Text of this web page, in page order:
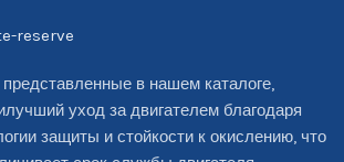
в нашем каталоге,
уход за двигателем благодаря
защиты и стойкости к окислению, что